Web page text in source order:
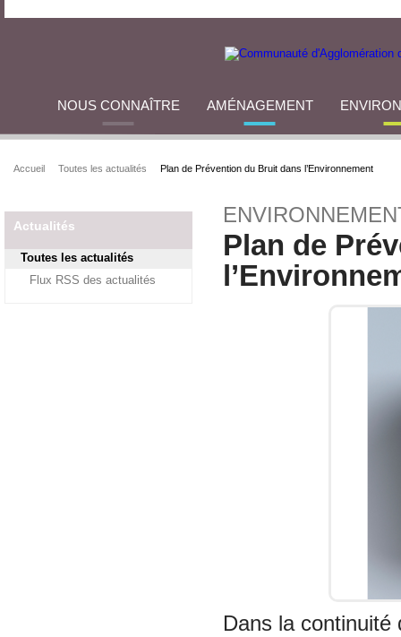
NOUS CONNAÎTRE AMÉNAGEMENT
Accueil Toutes les actualités Plan de Prévention du Bruit dans l’Environnement
Actualités
Toutes les actualités
Flux RSS des actualités
Plan de
Dans la continuité